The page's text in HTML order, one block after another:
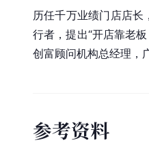
历任千万业绩门店店长
行者，提出“开店靠老
创富顾问机构总经理，
参考资料